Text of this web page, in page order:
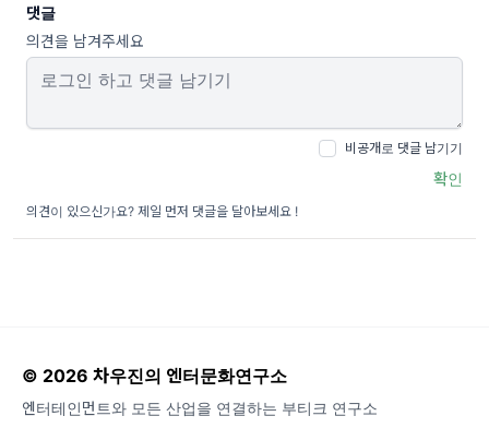
댓글
의견을 남겨주세요
비공개로 댓글 남기기
확인
의견이 있으신가요? 제일 먼저 댓글을 달아보세요 !
© 2026 차우진의 엔터문화연구소
엔터테인먼트와 모든 산업을 연결하는 부티크 연구소